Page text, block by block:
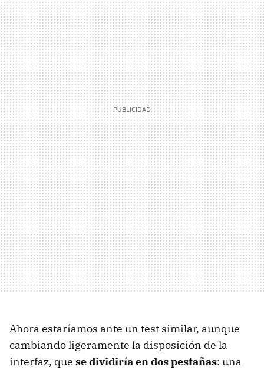
Ahora estaríamos ante un test similar, aunque
cambiando ligeramente la disposición de la
interfaz, que se dividiría en dos pestañas: una